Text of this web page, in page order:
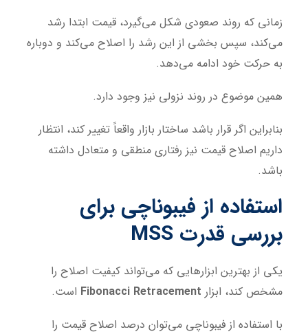
زمانی که روند صعودی شکل می‌گیرد، قیمت ابتدا رشد
می‌کند، سپس بخشی از این رشد را اصلاح می‌کند و دوباره
به حرکت خود ادامه می‌دهد.
همین موضوع در روند نزولی نیز وجود دارد.
بنابراین اگر قرار باشد ساختار بازار واقعاً تغییر کند، انتظار
داریم اصلاح قیمت نیز رفتاری منطقی و متعادل داشته
باشد.
استفاده از فیبوناچی برای
بررسی قدرت MSS
یکی از بهترین ابزارهایی که می‌تواند کیفیت اصلاح را
مشخص کند، ابزار Fibonacci Retracement است.
با استفاده از فیبوناچی می‌توان درصد اصلاح قیمت را